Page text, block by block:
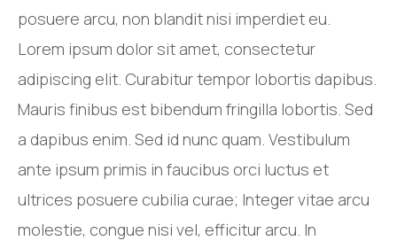
posuere arcu, non blandit nisi imperdiet eu.
Lorem ipsum dolor sit amet, consectetur
adipiscing elit. Curabitur tempor lobortis dapibus.
Mauris finibus est bibendum fringilla lobortis. Sed
a dapibus enim. Sed id nunc quam. Vestibulum
ante ipsum primis in faucibus orci luctus et
ultrices posuere cubilia curae; Integer vitae arcu
molestie, congue nisi vel, efficitur arcu. In